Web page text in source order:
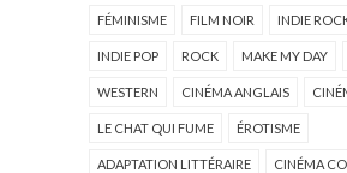
FÉMINISME FILM NOIR INDIE
INDIE POP ROCK MAKE MY DAY
WESTERN CINÉMA ANGLAIS
LE CHAT QUI FUME ÉROTISME
ADAPTATION LITTÉRAIRE CINÉMA